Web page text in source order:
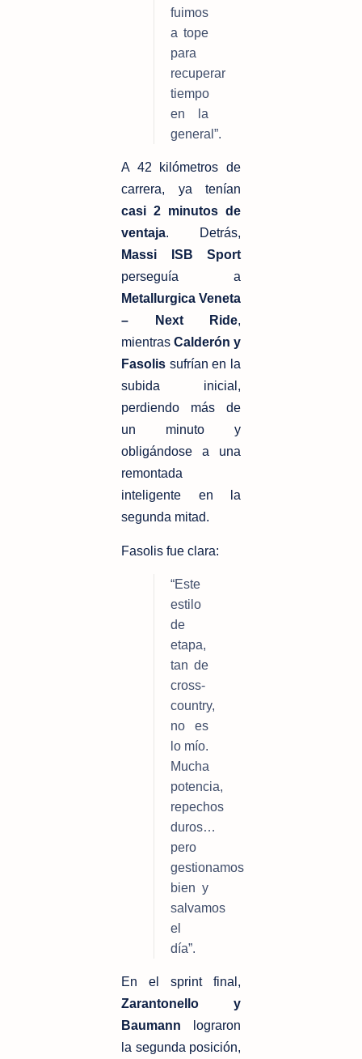
fuimos
a tope
para
recuperar
tiempo
en la
general”.
A 42 kilómetros de
casi 2 minutos de
ventaja
Massi ISB Sport
Metallurgica Veneta
– Next Ride,
mientras Calderón y
Fasolis sufrían en la
subida inicial,
perdiendo más de
un minuto y
obligándose a una
remontada
inteligente en la
segunda mitad.
Fasolis fue clara:
“Este
estilo
de
etapa,
tan de
cross-
country,
no es
lo mío.
Mucha
potencia,
repechos
duros…
pero
gestionamos
bien y
salvamos
el
día”.
Zarantonello y
Baumann lograron
la segunda posición,